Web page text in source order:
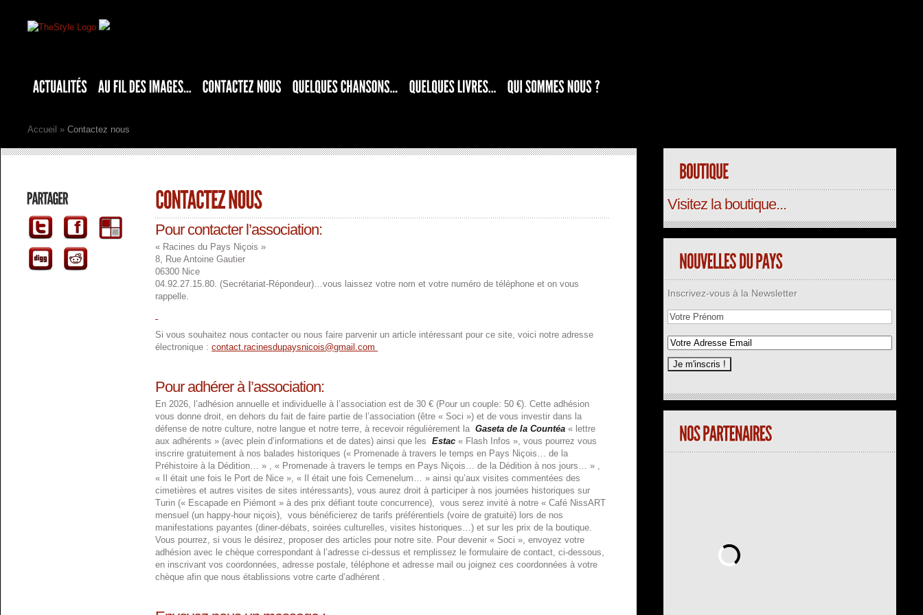
Accueil » Contactez nous
Pour contacter l’association:
« Racines du Pays Niçois »
8, Rue Antoine Gautier
06300 Nice
04.92.27.15.80. (Secrétariat-Répondeur)…vous laissez votre nom et votre numéro de téléphone et on vous
rappelle.
Si vous souhaitez nous contacter ou nous faire parvenir un article intéressant pour ce site, voici notre adresse
électronique :contact.racinesdupaysnicois@gmail.com
Pour adhérer à l’association:
En 2026, l’adhésion annuelle et individuelle à l’association est de 30 € (Pour un couple: 50 €). Cette adhésion
vous donne droit, en dehors du fait de faire partie de l’association (être « Soci ») et de vous investir dans la
défense de notre culture, notre langue et notre terre, à recevoir régulièrement laGaseta de la Countéa « lettre
aux adhérents » (avec plein d’informations et de dates) ainsi que lesEstac « Flash Infos », vous pourrez vous
inscrire gratuitement à nos balades historiques (« Promenade à travers le temps en Pays Niçois… de la
Préhistoire à la Dédition… » , « Promenade à travers le temps en Pays Niçois… de la Dédition à nos jours… » ,
« Il était une fois le Port de Nice », « Il était une fois Cemenelum… » ainsi qu’aux visites commentées des
cimetières et autres visites de sites intéressants), vous aurez droit à participer à nos journées historiques sur
Turin (« Escapade en Piémont » à des prix défiant toute concurrence), vous serez invité à notre « Café NissART
mensuel (un happy-hour niçois), vous bénéficierez de tarifs préférentiels (voire de gratuité) lors de nos
manifestations payantes (diner-débats, soirées culturelles, visites historiques…) et sur les prix de la boutique.
Vous pourrez, si vous le désirez, proposer des articles pour notre site. Pour devenir « Soci », envoyez votre
adhésion avec le chèque correspondant à l’adresse ci-dessus et remplissez le formulaire de contact, ci-dessous,
en inscrivant vos coordonnées, adresse postale, téléphone et adresse mail ou joignez ces coordonnées à votre
chèque afin que nous établissions votre carte d’adhérent .
Visitez la boutique...
Inscrivez-vous à la Newsletter